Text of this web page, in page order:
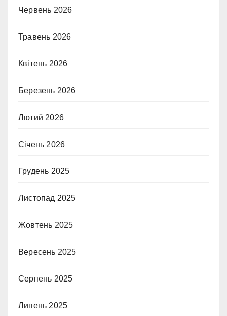
Червень 2026
Травень 2026
Квітень 2026
Березень 2026
Лютий 2026
Січень 2026
Грудень 2025
Листопад 2025
Жовтень 2025
Вересень 2025
Серпень 2025
Липень 2025